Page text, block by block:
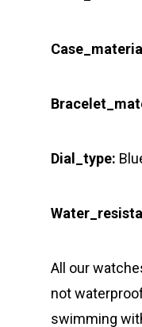
Dial_type:
All our
not
swimming